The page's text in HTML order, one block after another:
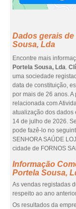
Dados gerais de
Sousa, Lda
Encontre mais
Portela Sousa, Lda.
uma sociedade
data de constituição,
por mais de 26 anos.
relacionada com
atualização dos dados
14 de julho de 2026.
pode fazê-lo no
SENHORA SAÚDE
cidade de FORNOS
Informação
Portela Sousa,
As vendas registadas
respeito ao ano
Os resultados da